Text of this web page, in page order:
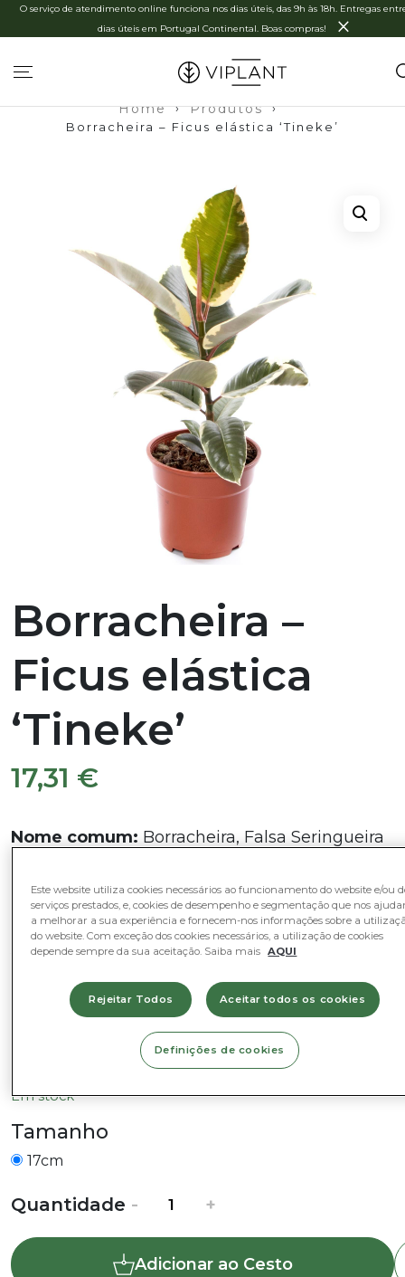
O serviço de atendimento online funciona nos dias úteis, das 9h às 18h. Entregas
dias úteis em Portugal Continental. Boas compras!
×
Home › Produtos
›
Borracheira – Ficus elástica ‘Tineke’
Borracheira –
Ficus elástica
‘Tineke’
17,31 €
Nome comum: Borracheira, Falsa Seringueira
Diâmetro do vaso:17cm
Altura:cerca de 50cm (inclui vaso)
Fotografia Representativa – As imagens
apresentadas são referências. A planta fornecida
será similar à da foto sendo que, dependendo da
fase do ciclo vegetativo em que se encontra, poderá
variar na forma, aparência ou tamanho. A altura
referida inclui o vaso.
Em stock
Tamanho
17cm
Quantidade
Quantidade
Borracheira
-
- +
Adicionar ao Cesto
Este website utiliza cookies necessários ao funcionamento do website e/ou
serviços prestados, e, cookies de desempenho e segmentação que nos
a melhorar a sua experiência e fornecem-nos informações sobre a
do website. Com exceção dos cookies necessários, a utilização de cookies
depende sempre da sua aceitação. Saiba mais
AQUI
Rejeitar Todos Aceitar todos os cookies
Definições de cookies